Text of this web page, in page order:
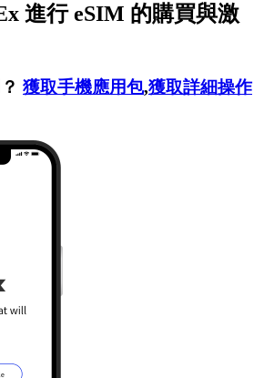
進行 eSIM 的購買與激
獲取手機應用包,獲取詳細操作